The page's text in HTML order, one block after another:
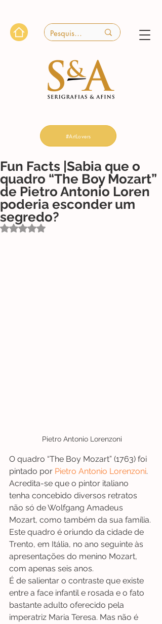
#ArtLovers
Fun Facts |Sabia que o
quadro “The Boy Mozart”
de Pietro Antonio Loren
poderia esconder um
segredo?
Avaliado com NaN de 5 estrelas.
Pietro Antonio Lorenzoni
O quadro “The Boy Mozart” (1763) foi
pintado por Pietro Antonio Lorenzoni.
Acredita-se que o pintor italiano
tenha concebido diversos retratos
não só de Wolfgang Amadeus
Mozart, como também da sua família.
Este quadro é oriundo da cidade de
Trento, em Itália, no ano seguinte às
apresentações do menino Mozart,
com apenas seis anos.
É de salientar o contraste que existe
entre a face infantil e rosada e o fato
bastante adulto oferecido pela
imperatriz Maria Teresa. Mas não é